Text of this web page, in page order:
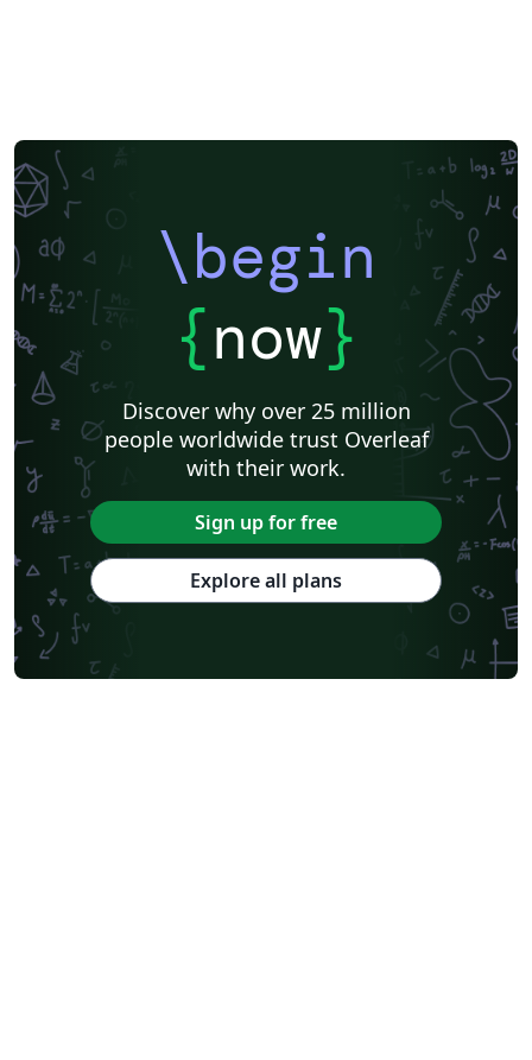
\begin
{now}
Discover why over 25 million
people worldwide trust Overleaf
with their work.
Sign up for free
Explore all plans